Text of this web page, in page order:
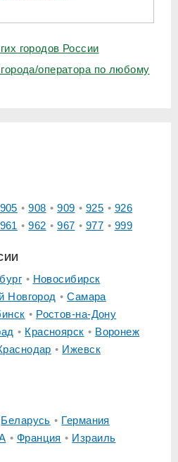
городов России
оператора по любому
905 908 909 925
926
961 962 967 977 999
Новосибирск
Новгород
Самара
Ростов-на-Дону
Красноярск
Воронеж
Ижевск
Беларусь
Германия
Франция
Израиль